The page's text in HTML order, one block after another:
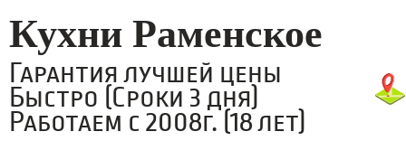
Кухни Раменское
Гарантия лучшей цены
Быстро (Сроки 3 дня)
Работаем с 2008г. (18 лет)